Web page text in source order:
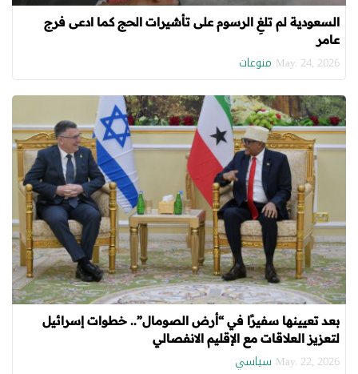
السعودية لم تلغِ الرسوم على تأشيرات الحج كما ادعى فرج
عامر
May. 24, 2026 منوعات
بعد تعيينها سفيرًا في “أرض الصومال”.. خطوات إسرائيل
لتعزيز العلاقات مع الإقليم الانفصالي
May. 22, 2026 سياسي